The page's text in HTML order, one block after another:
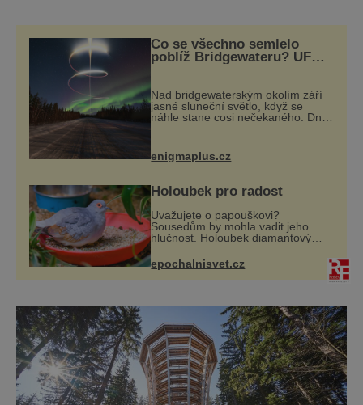
atmosféru jí při této příležitosti dodají
osvětlené 3D a 2D modely lesních zvířat
Co se všechno semlelo
poblíž Bridgewateru? UFO
Nad bridgewaterským okolím září
jasné sluneční světlo, když se
náhle stane cosi nečekaného. Dne
prvnímu historicky doloženému
přeletu UFO
enigmaplus.cz
Holoubek pro radost
Uvažujete o papouškovi?
Sousedům by mohla vadit jeho
hlučnost. Holoubek diamantový
pípáním, je roztomilý a hodí se i
pro chovatele začátečníky. Jedná
epochalnisvet.cz